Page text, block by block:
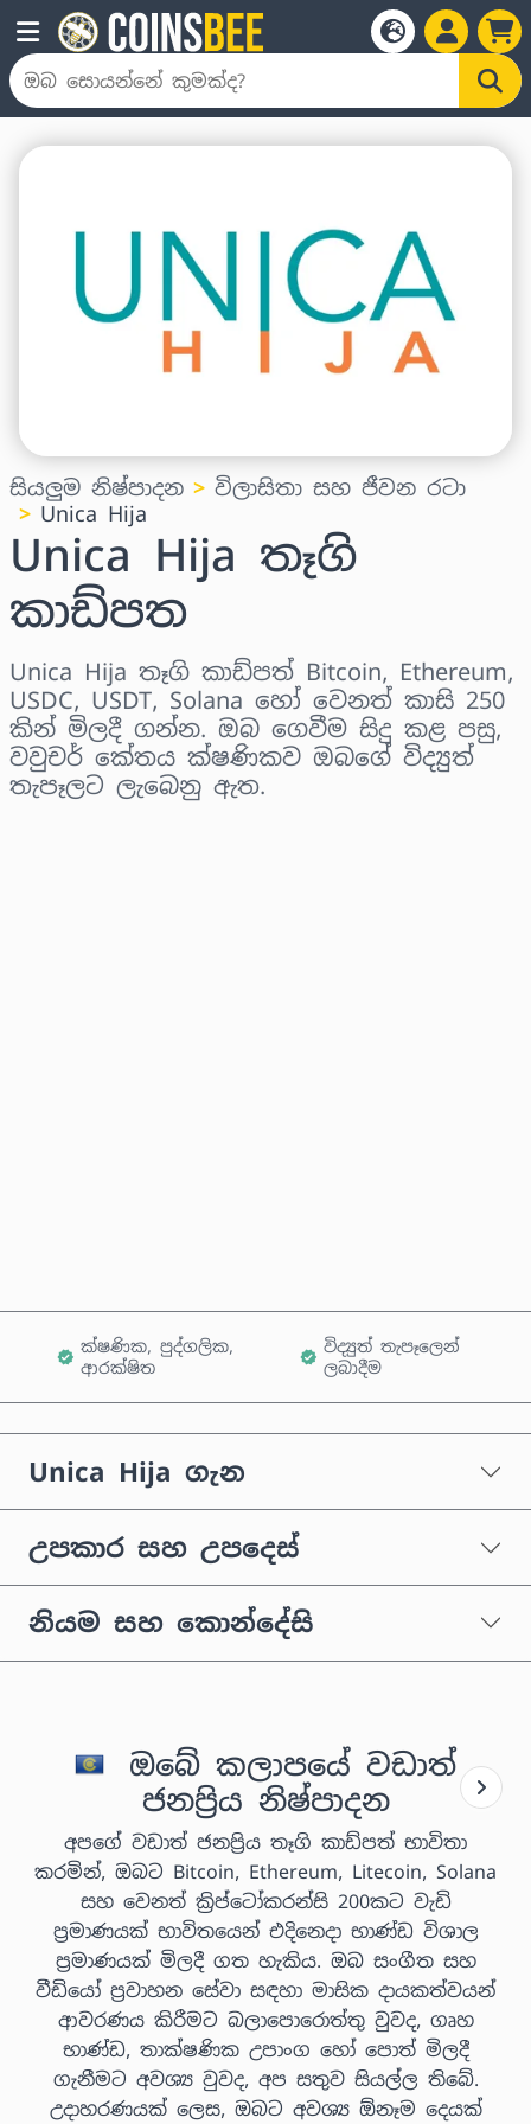
සියලුම නිෂ්පාදන
විලාසිතා සහ ජීවන රටා
Unica Hija
Unica Hija තෑගි
කාඩ්පත
Unica Hija තෑගි කාඩ්පත් Bitcoin, Ethereum,
USDC, USDT, Solana හෝ වෙනත් කාසි 250
කින් මිලදී ගන්න. ඔබ ගෙවීම සිදු කළ පසු,
වවුචර් කේතය ක්ෂණිකව ඔබගේ විද්‍යුත්
තැපෑලට ලැබෙනු ඇත.
ක්ෂණික, පුද්ගලික,
ආරක්ෂිත
විද්‍යුත් තැපෑලෙන්
ලබාදීම
Unica Hija ගැන
උපකාර සහ උපදෙස්
නියම සහ කොන්දේසි
ඔබේ කලාපයේ වඩාත්
ජනප්‍රිය නිෂ්පාදන
අපගේ වඩාත් ජනප්‍රිය තෑගි කාඩ්පත් භාවිතා
කරමින්, ඔබට Bitcoin, Ethereum, Litecoin, Solana
සහ වෙනත් ක්‍රිප්ටෝකරන්සි 200කට වැඩි
ප්‍රමාණයක් භාවිතයෙන් එදිනෙදා භාණ්ඩ විශාල
ප්‍රමාණයක් මිලදී ගත හැකිය. ඔබ සංගීත සහ
වීඩියෝ ප්‍රවාහන සේවා සඳහා මාසික දායකත්වයන්
ආවරණය කිරීමට බලාපොරොත්තු වුවද, ගෘහ
භාණ්ඩ, තාක්ෂණික උපාංග හෝ පොත් මිලදී
ගැනීමට අවශ්‍ය වුවද, අප සතුව සියල්ල තිබේ.
උදාහරණයක් ලෙස, ඔබට අවශ්‍ය ඕනෑම දෙයක්